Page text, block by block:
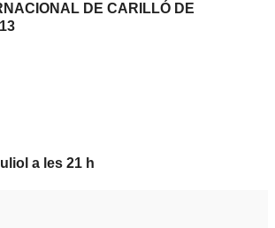
DE CARILLÓ DE
a les 21 h